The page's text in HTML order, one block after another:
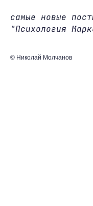
самые новые
"Психология
© Николай Молчанов